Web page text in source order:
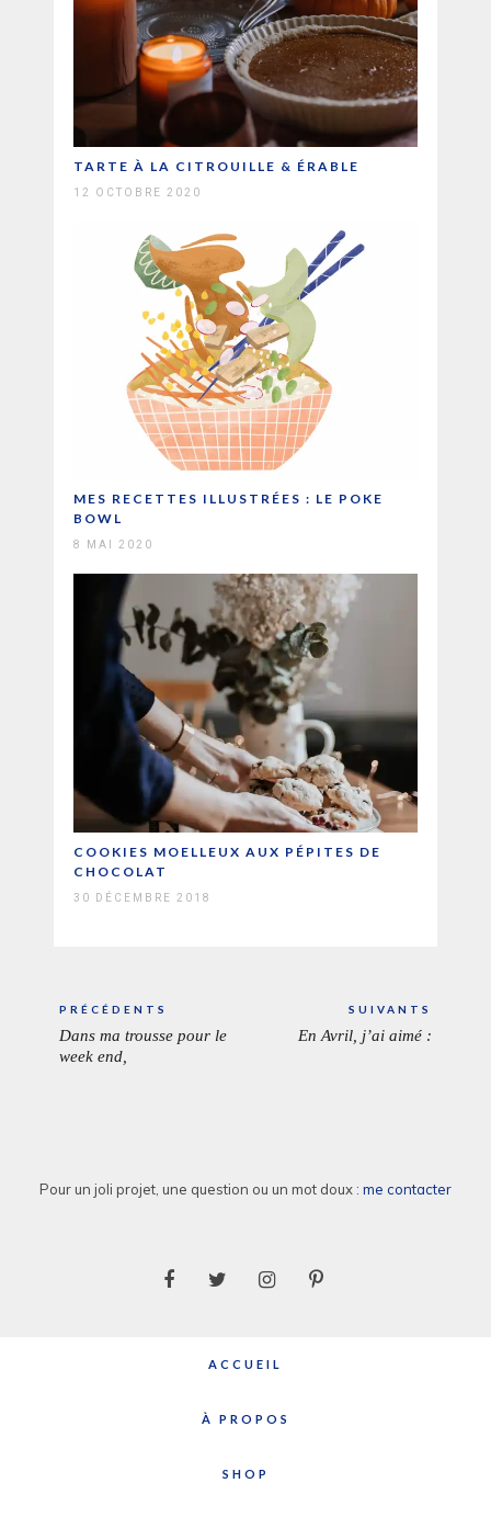
TARTE À LA CITROUILLE & ÉRABLE
12 OCTOBRE 2020
MES RECETTES ILLUSTRÉES : LE POKE
BOWL
8 MAI 2020
COOKIES MOELLEUX AUX PÉPITES DE
CHOCOLAT
30 DÉCEMBRE 2018
Navigation
de
l’article
PRÉCÉDENTS
ARTICLE
Dans ma trousse pour le
week end,
SUIVANTS
En Avril, j’ai aimé :
Pour un joli projet, une question ou un mot doux : me contacter
ACCUEIL
À PROPOS
SHOP